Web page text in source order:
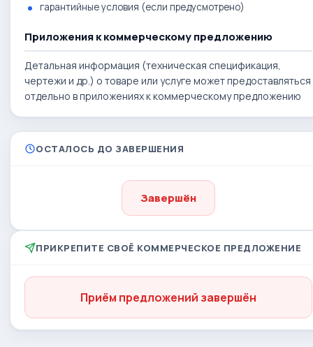
гарантийные условия (если предусмотрено)
Приложения к коммерческому предложению
Детальная информация (техническая спецификация,
чертежи и др.) о товаре или услуге может предоставляться
отдельно в приложениях к коммерческому предложению
ОСТАЛОСЬ ДО ЗАВЕРШЕНИЯ
Завершён
ПРИКРЕПИТЕ СВОЁ КОММЕРЧЕСКОЕ ПРЕДЛОЖЕНИЕ
Приём предложений завершён